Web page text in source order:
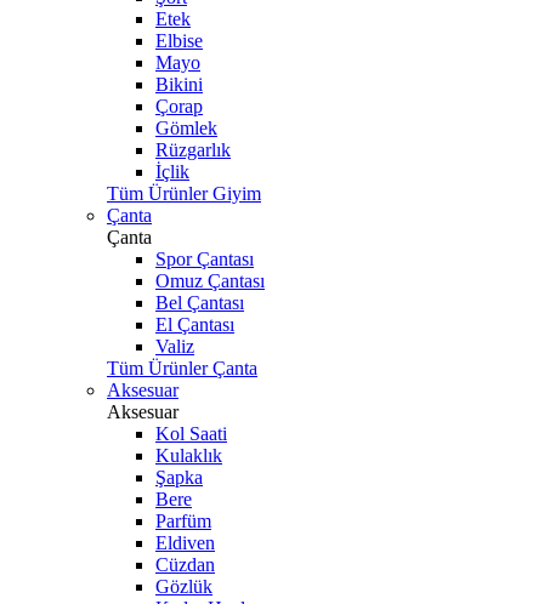
Etek
Elbise
Mayo
Bikini
Çorap
Gömlek
Rüzgarlık
İçlik
Tüm Ürünler Giyim
Çanta
Çanta
Spor Çantası
Omuz Çantası
Bel Çantası
El Çantası
Valiz
Tüm Ürünler Çanta
Aksesuar
Aksesuar
Kol Saati
Kulaklık
Şapka
Bere
Parfüm
Eldiven
Cüzdan
Gözlük